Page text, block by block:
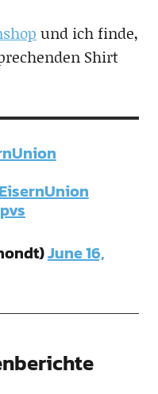
und ich finde,
Shirt
June 16,